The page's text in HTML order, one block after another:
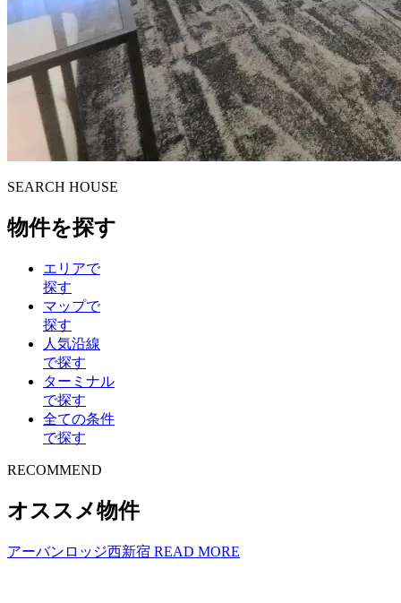
SEARCH HOUSE
物件を探す
エリアで
探す
マップで
探す
人気沿線
で探す
ターミナル
で探す
全ての条件
で探す
RECOMMEND
オススメ物件
アーバンロッジ西新宿 READ MORE